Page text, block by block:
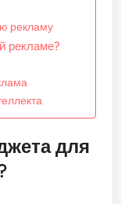
рекламу
рекламе?
для